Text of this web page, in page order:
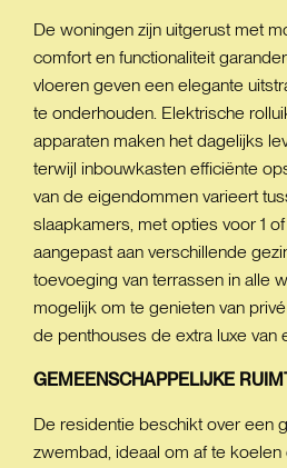
De woningen zijn uitgerust met
comfort en functionaliteit
vloeren geven een elegante
te onderhouden. Elektrische
apparaten maken het dagelijks
terwijl inbouwkasten efficiënte
van de eigendommen varieert
slaapkamers, met opties voor 1
aangepast aan verschillende
toevoeging van terrassen in alle
mogelijk om te genieten van
de penthouses de extra luxe van
GEMEENSCHAPPELIJKE
De residentie beschikt over een
zwembad, ideaal om af te